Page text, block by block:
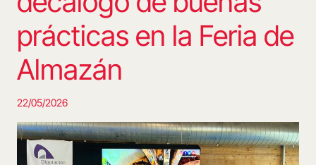
prácticas en la Feria de
Almazán
22/05/2026